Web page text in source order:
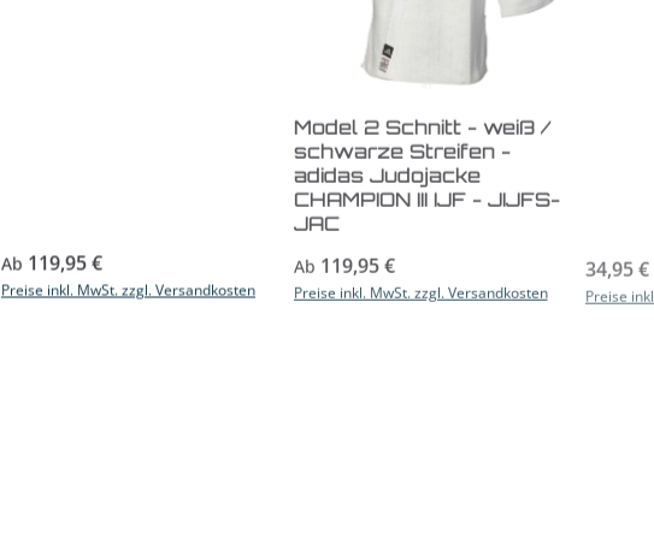
Regulärer Preis:
Ab 119,95 €
Preise inkl. MwSt. zzgl. Versandkosten
Model 2 Schnitt - weiß /
schwarze Streifen -
adidas Judojacke
CHAMPION III IJF - JIJFS-
JAC
Regulärer Preis:
Ab 119,95 €
Preise inkl. MwSt. zzgl. Versandkosten
34,95 €
Preise